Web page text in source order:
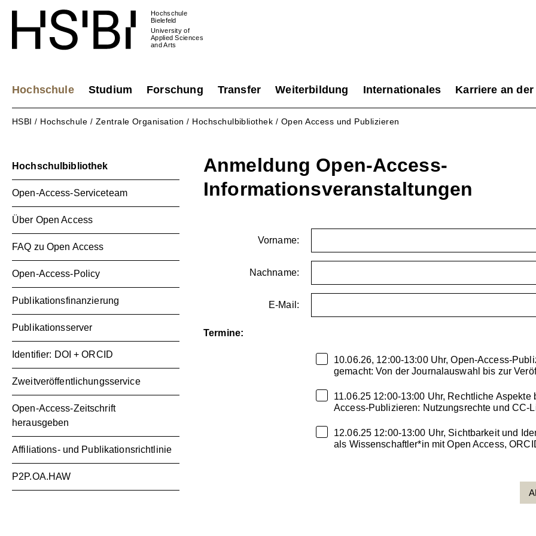
Hochschule
Bielefeld
University of
Applied Sciences
and Arts
Hochschule Studium Forschung Transfer Weiterbildung Internationales Karriere an der
HSBI / Hochschule / Zentrale Organisation / Hochschulbibliothek / Open Access und Publizieren
Anmeldung Open-Access-
Informationsveranstaltungen
Vorname:
Nachname:
E-Mail:
Termine:
10.06.26, 12:00-13:00 Uhr, Open-Access-
gemacht: Von der Journalauswahl bis zur
11.06.25 12:00-13:00 Uhr, Rechtliche Aspekte
Access-Publizieren: Nutzungsrechte und CC-
12.06.25 12:00-13:00 Uhr, Sichtbarkeit und
als Wissenschaftler*in mit Open Access,
Hochschulbibliothek
Open-Access-Serviceteam
Über Open Access
FAQ zu Open Access
Open-Access-Policy
Publikationsfinanzierung
Publikationsserver
Identifier: DOI + ORCID
Zweitveröffentlichungsservice
Open-Access-Zeitschrift
herausgeben
Affiliations- und Publikationsrichtlinie
P2P.OA.HAW